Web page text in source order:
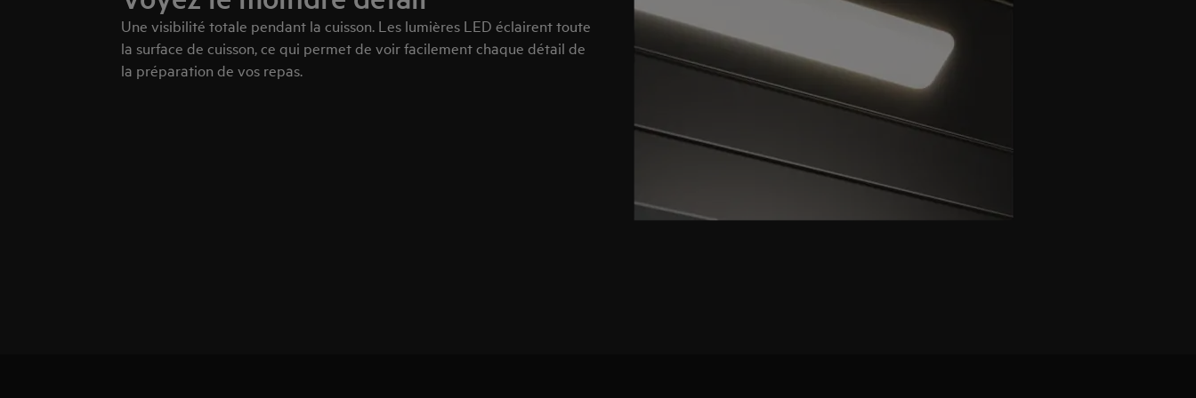
Une visibilité totale pendant la cuisson. Les lumières LED éclairent toute
la surface de cuisson, ce qui permet de voir facilement chaque détail de
la préparation de vos repas.